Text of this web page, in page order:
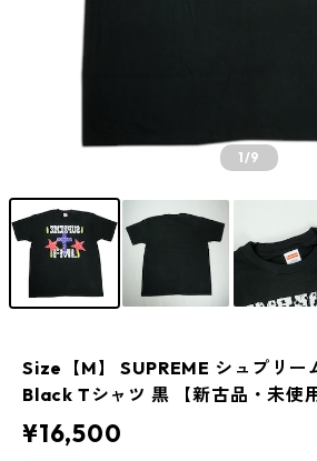
1/9
Size【M】 SUPREME シュプリー
Black Tシャツ 黒 【新古品・未使
¥16,500